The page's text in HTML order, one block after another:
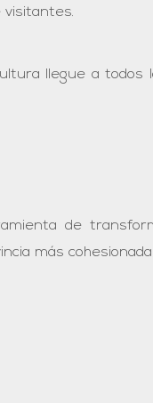
visitantes.
llegue a todos
de
más